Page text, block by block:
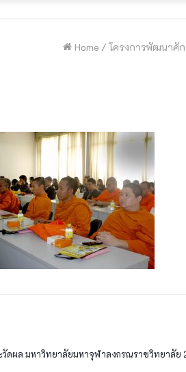
Home / โครงการพัฒนาศัก
ดผล มหาวิทยาลัยมหาจุฬาลงกรณราชวิทยาลัย